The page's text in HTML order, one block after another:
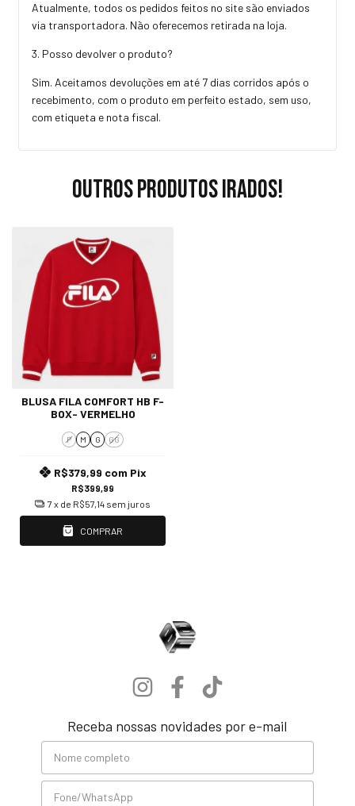
Atualmente, todos os pedidos feitos no site são enviados
via transportadora. Não oferecemos retirada na loja.
3. Posso devolver o produto?
Sim. Aceitamos devoluções em até 7 dias corridos após o
recebimento, com o produto em perfeito estado, sem uso,
com etiqueta e nota fiscal.
Outros produtos irados!
BLUSA FILA COMFORT HB F-
BOX- VERMELHO
P M G GG
R$399,99
R$379,99 com Pix
7 x de R$57,14 sem juros
COMPRAR
Receba nossas novidades por e-mail